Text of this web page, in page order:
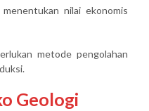
menentukannilai ekonomis
metode pengolahan
Geologi